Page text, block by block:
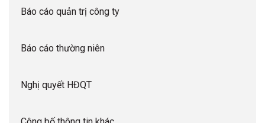
Báo cáo quản trị công ty
Báo cáo thường niên
Nghị quyết HĐQT